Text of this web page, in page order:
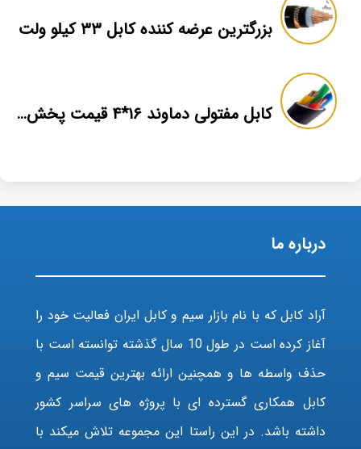
بزرگترین عرضه کننده کابل ۳۳ کیلو ولت
کابل مفتولی دماوند ۱۶*۴ قیمت پخش عمده
درباره ما
آراد کابل که با نام بازار سیم و کابل ایران فعالیت خود را
آغاز کرده است در طول 10 سال گذشته توانسته است با
حذف واسطه ها و همچنین ارائه بهترین قیمت سیم و
کابل همکاری گسترده ای با پروژه های سراسر کشور
داشته باشد. در این راستا این مجموعه تلاش میکند با